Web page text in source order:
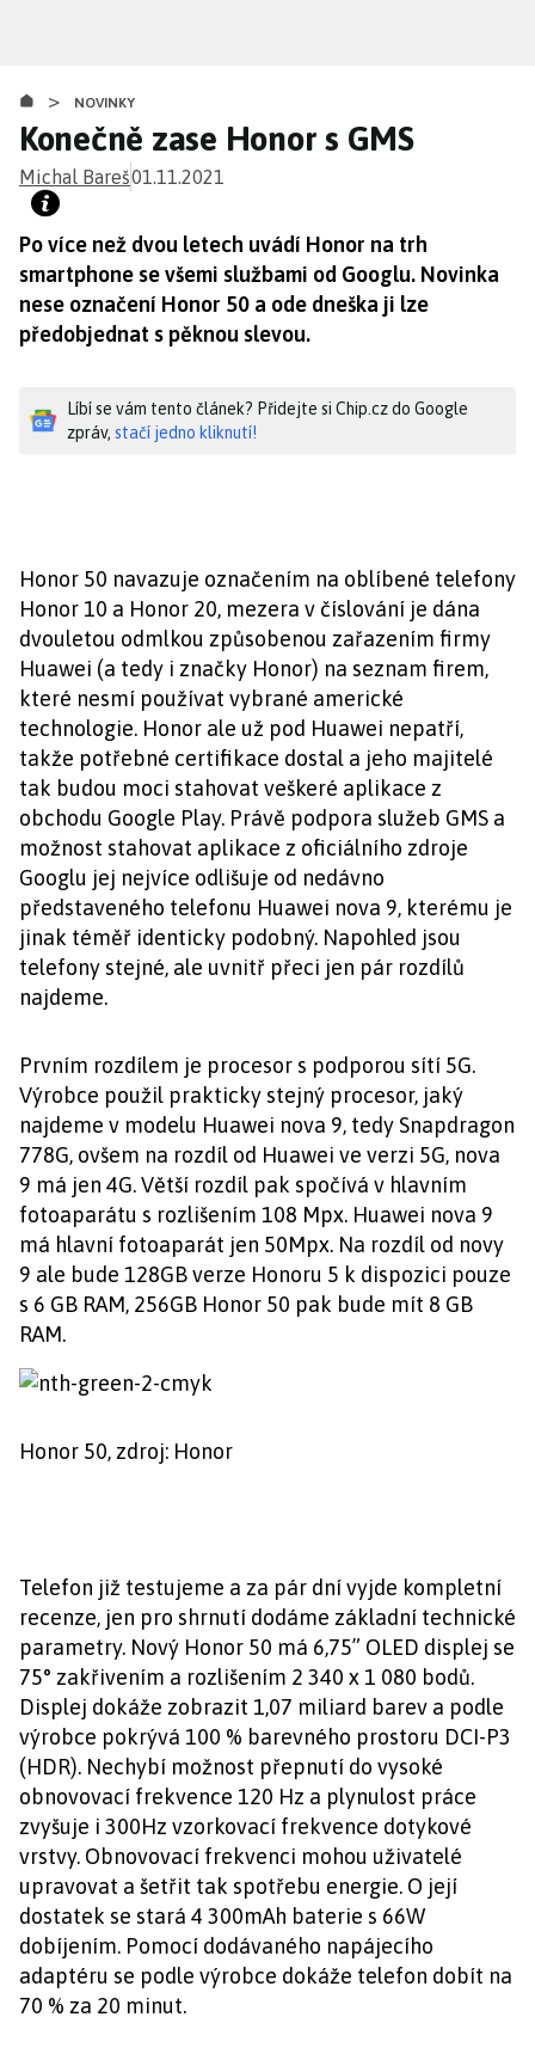
obsahu
> NOVINKY
Konečně zase Honor s GMS
Michal Bareš01.11.2021
Po více než dvou letech uvádí Honor na trh
smartphone se všemi službami od Googlu. Novinka
nese označení Honor 50 a ode dneška ji lze
předobjednat s pěknou slevou.
Líbí se vám tento článek? Přidejte si Chip.cz do Google
zpráv, stačí jedno kliknutí!
Honor 50 navazuje označením na oblíbené telefony
Honor 10 a Honor 20, mezera v číslování je dána
dvouletou odmlkou způsobenou zařazením firmy
Huawei (a tedy i značky Honor) na seznam firem,
které nesmí používat vybrané americké
technologie. Honor ale už pod Huawei nepatří,
takže potřebné certifikace dostal a jeho majitelé
tak budou moci stahovat veškeré aplikace z
obchodu Google Play. Právě podpora služeb GMS a
možnost stahovat aplikace z oficiálního zdroje
Googlu jej nejvíce odlišuje od nedávno
představeného telefonu Huawei nova 9, kterému je
jinak téměř identicky podobný. Napohled jsou
telefony stejné, ale uvnitř přeci jen pár rozdílů
najdeme.
Prvním rozdílem je procesor s podporou sítí 5G.
Výrobce použil prakticky stejný procesor, jaký
najdeme v modelu Huawei nova 9, tedy Snapdragon
778G, ovšem na rozdíl od Huawei ve verzi 5G, nova
9 má jen 4G. Větší rozdíl pak spočívá v hlavním
fotoaparátu s rozlišením 108 Mpx. Huawei nova 9
má hlavní fotoaparát jen 50Mpx. Na rozdíl od novy
9 ale bude 128GB verze Honoru 5 k dispozici pouze
s 6 GB RAM, 256GB Honor 50 pak bude mít 8 GB
RAM.
Honor 50, zdroj: Honor
Telefon již testujeme a za pár dní vyjde kompletní
recenze, jen pro shrnutí dodáme základní technické
parametry. Nový Honor 50 má 6,75” OLED displej se
75° zakřivením a rozlišením 2 340 x 1 080 bodů.
Displej dokáže zobrazit 1,07 miliard barev a podle
výrobce pokrývá 100 % barevného prostoru DCI-P3
(HDR). Nechybí možnost přepnutí do vysoké
obnovovací frekvence 120 Hz a plynulost práce
zvyšuje i 300Hz vzorkovací frekvence dotykové
vrstvy. Obnovovací frekvenci mohou uživatelé
upravovat a šetřit tak spotřebu energie. O její
dostatek se stará 4 300mAh baterie s 66W
dobíjením. Pomocí dodávaného napájecího
adaptéru se podle výrobce dokáže telefon dobít na
70 % za 20 minut.